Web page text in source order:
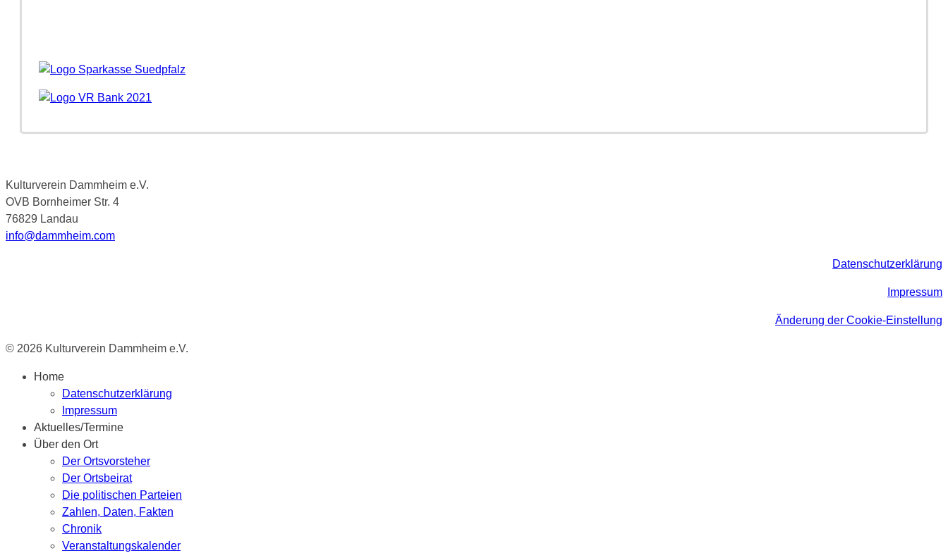
Kulturverein Dammheim e.V.
OVB Bornheimer Str. 4
76829 Landau
info@dammheim.com
Datenschutzerklärung
Impressum
Änderung der Cookie-Einstellung
© 2026 Kulturverein Dammheim e.V.
Home
Datenschutzerklärung
Impressum
Aktuelles/Termine
Über den Ort
Der Ortsvorsteher
Der Ortsbeirat
Die politischen Parteien
Zahlen, Daten, Fakten
Chronik
Veranstaltungskalender